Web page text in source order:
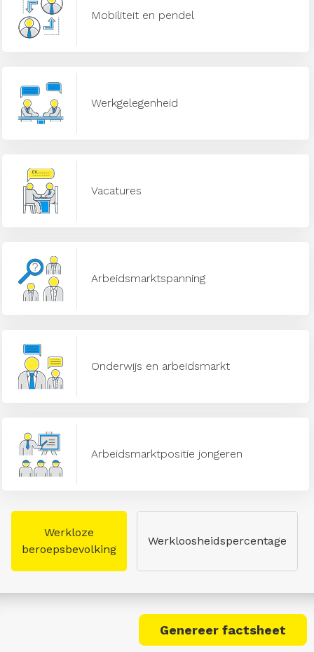
Mobiliteit en pendel
Werkgelegenheid
Vacatures
Arbeidsmarktspanning
Onderwijs en arbeidsmarkt
Arbeidsmarktpositie jongeren
Werkloze
beroepsbevolking
Werkloosheidspercentage
Genereer factsheet